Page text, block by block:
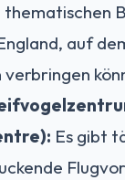
auf
verbringen
Es gibt